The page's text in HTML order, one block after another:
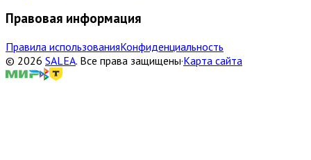
Правовая информация
Правила использованияКонфиденциальность
© 2026 SALEA. Все права защищены·Карта сайта